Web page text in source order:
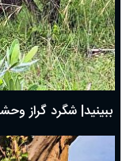
ببینید| شگرد گراز